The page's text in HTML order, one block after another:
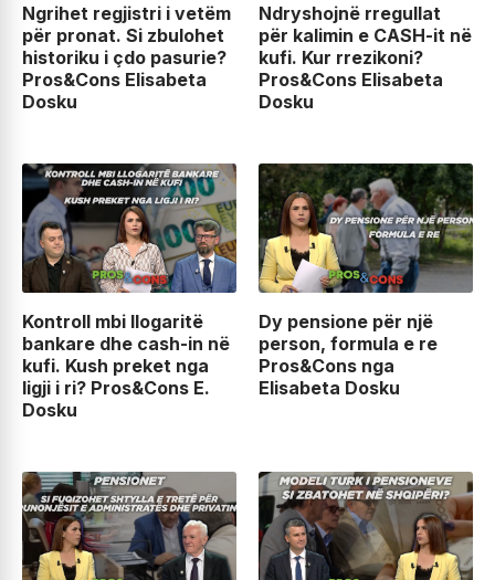
Ngrihet regjistri i vetëm
për pronat. Si zbulohet
historiku i çdo pasurie?
Pros&Cons Elisabeta
Dosku
Ndryshojnë rregullat
për kalimin e CASH-it në
kufi. Kur rrezikoni?
Pros&Cons Elisabeta
Dosku
Kontroll mbi llogaritë
bankare dhe cash-in në
kufi. Kush preket nga
ligji i ri? Pros&Cons E.
Dosku
Dy pensione për një
person, formula e re
Pros&Cons nga
Elisabeta Dosku